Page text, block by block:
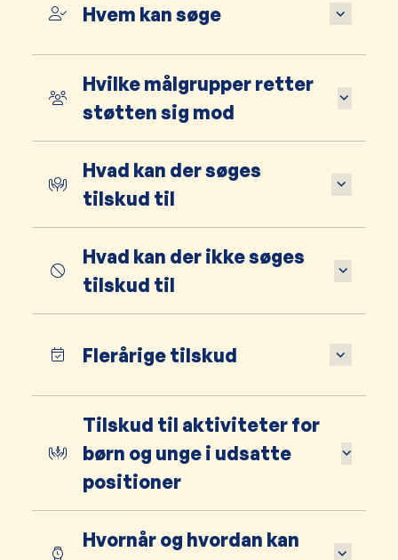
Hvem kan søge
Hvilke målgrupper retter
støtten sig mod
Hvad kan der søges
tilskud til
Hvad kan der ikke søges
tilskud til
Flerårige tilskud
Tilskud til aktiviteter for
børn og unge i udsatte
positioner
Hvornår og hvordan kan